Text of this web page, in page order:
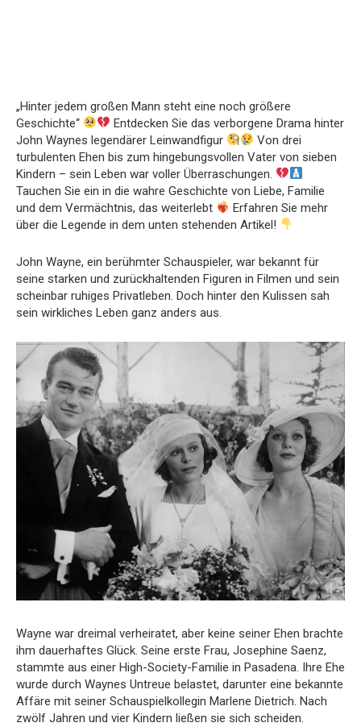
„Hinter jedem großen Mann steht eine noch größere
Geschichte“
Entdecken Sie das verborgene Drama hinter
John Waynes legendärer Leinwandfigur
Von drei
turbulenten Ehen bis zum hingebungsvollen Vater von sieben
Kindern – sein Leben war voller Überraschungen.
Tauchen Sie ein in die wahre Geschichte von Liebe, Familie
und dem Vermächtnis, das weiterlebt
Erfahren Sie mehr
über die Legende in dem unten stehenden Artikel!
John Wayne, ein berühmter Schauspieler, war bekannt für
seine starken und zurückhaltenden Figuren in Filmen und sein
scheinbar ruhiges Privatleben. Doch hinter den Kulissen sah
sein wirkliches Leben ganz anders aus.
Wayne war dreimal verheiratet, aber keine seiner Ehen brachte
ihm dauerhaftes Glück. Seine erste Frau, Josephine Saenz,
stammte aus einer High-Society-Familie in Pasadena. Ihre Ehe
wurde durch Waynes Untreue belastet, darunter eine bekannte
Affäre mit seiner Schauspielkollegin Marlene Dietrich. Nach
zwölf Jahren und vier Kindern ließen sie sich scheiden.